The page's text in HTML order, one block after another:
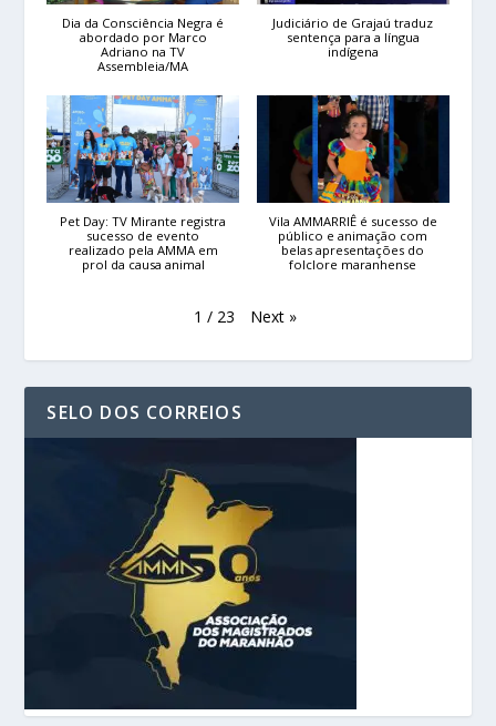
Dia da Consciência Negra é
abordado por Marco
Adriano na TV
Assembleia/MA
Judiciário de Grajaú traduz
sentença para a língua
indígena
Pet Day: TV Mirante registra
sucesso de evento
realizado pela AMMA em
prol da causa animal
Vila AMMARRIÊ é sucesso de
público e animação com
belas apresentações do
folclore maranhense
1 / 23 Next »
SELO DOS CORREIOS